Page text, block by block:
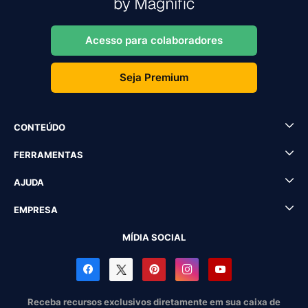
Acesso para colaboradores
Seja Premium
CONTEÚDO
FERRAMENTAS
AJUDA
EMPRESA
MÍDIA SOCIAL
Receba recursos exclusivos diretamente em sua caixa de